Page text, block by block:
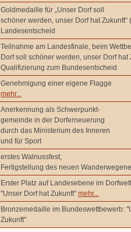
Goldmedaille für „Unser Dorf soll
schöner werden, unser Dorf hat Zukunft“
Landesentscheid
Teilnahme am Landesfinale, beim
Dorf soll schöner werden, unser Dorf hat
Qualifizierung zum Bundesentscheid
Genehmigung einer eigene Flagge
mehr...
Anerkennung als Schwerpunkt-
gemeinde in der Dorferneuerung
durch das Ministerium des Inneren
und für Sport
erstes Walnussfest;
Fertigstellung des neuen
Erster Platz auf Landesebene im
"Unser Dorf hat Zukunft" mehr...
Bronzemedaille im Bundeswettbewerb:
Zukunft"